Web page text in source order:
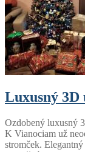
Luxusný 3D
Ozdobený luxusný
K Vianociam už
stromček.